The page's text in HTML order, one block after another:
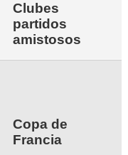
Clubes
partidos
amistosos
Copa de
Francia